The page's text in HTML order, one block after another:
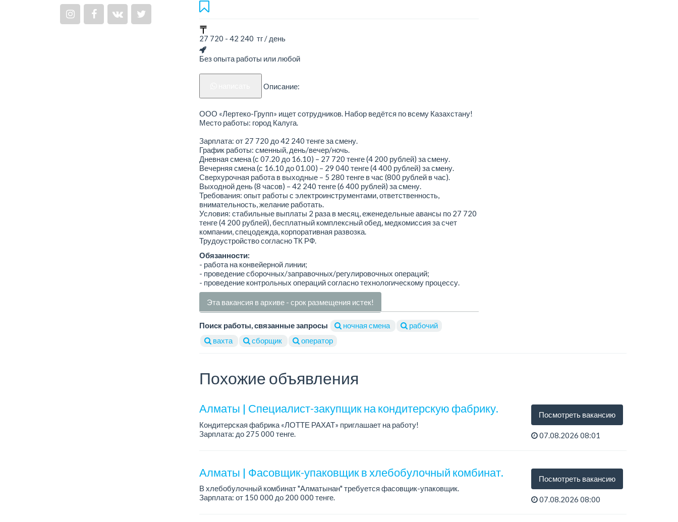
27 720 - 42 240 тг / день
Без опыта работы или любой
Описание:
ООО «Лертеко-Групп» ищет сотрудников. Набор ведётся по всему Казахстану!
Место работы: город Калуга.
Зарплата: от 27 720 до 42 240 тенге за смену.
График работы: сменный, день/вечер/ночь.
Дневная смена (с 07.20 до 16.10) – 27 720 тенге (4 200 рублей) за смену.
Вечерняя смена (с 16.10 до 01.00) – 29 040 тенге (4 400 рублей) за смену.
Сверхурочная работа в выходные – 5 280 тенге в час (800 рублей в час).
Выходной день (8 часов) – 42 240 тенге (6 400 рублей) за смену.
Требования: опыт работы с электроинструментами, ответственность,
внимательность, желание работать.
Условия: стабильные выплаты 2 раза в месяц, еженедельные авансы по 27 720
тенге (4 200 рублей), бесплатный комплексный обед, медкомиссия за счет
компании, спецодежда, корпоративная развозка.
Трудоустройство согласно ТК РФ.
Обязанности:
- работа на конвейерной линии;
- проведение сборочных/заправочных/регулировочных операций;
- проведение контрольных операций согласно технологическому процессу.
Эта вакансия в архиве - срок размещения истек!
Поиск работы, связанные запросы ночная смена
рабочий
вахта
сборщик оператор
Похожие объявления
Алматы | Специалист-закупщик на кондитерскую фабрику.
Кондитерская фабрика «ЛОТТЕ РАХАТ» приглашает на работу!
Зарплата: до 275 000 тенге.
Посмотреть вакансию
07.08.2026 08:01
Алматы | Фасовщик-упаковщик в хлебобулочный комбинат.
В хлебобулочный комбинат "Алматынан" требуется фасовщик-упаковщик.
Зарплата: от 150 000 до 200 000 тенге.
Посмотреть вакансию
07.08.2026 08:00